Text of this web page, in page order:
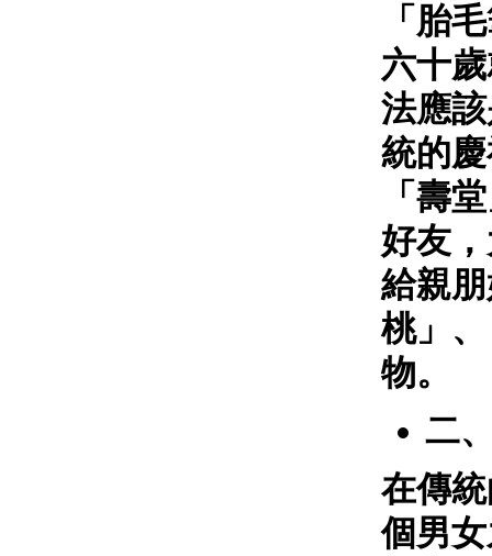
「胎
六十
法應
統的
「壽
好友
給親
桃」
物。
二
在傳
個男